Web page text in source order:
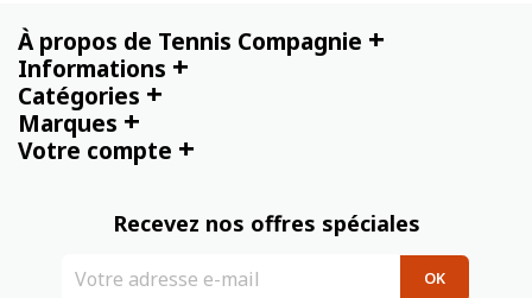
À propos de Tennis Compagnie +
Informations +
Catégories +
Marques +
Votre compte +
Recevez nos offres spéciales